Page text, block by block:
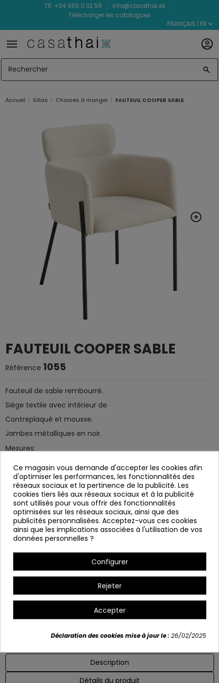
Tlf. +34 965 11 32 56
info@casathai.es
Télécharger les catalogues
FRANÇAIS | FR
Accueil Sillas Chaises à manger FAUTEUIL COOPER SABLE
FAUTEUIL COOPER SABLE
Référence 1055
Fauteuil de sable rembourré.
Siège textile avec intérieur de
Contreplaqué et mousse.
Jambes métalliques en noir.
Mesures:
Largeur: 57 cm
Haut: 82 cm
Description
Détails du produit
Ce magasin vous demande d'accepter les cookies afin
d'optimiser les performances, les fonctionnalités des
réseaux sociaux et la pertinence de la publicité. Les
cookies tiers liés aux réseaux sociaux et à la publicité
sont utilisés pour vous offrir des fonctionnalités
optimisées sur les réseaux sociaux, ainsi que des
publicités personnalisées. Acceptez-vous ces cookies
ainsi que les implications associées à l'utilisation de vos
données personnelles ?
Configurer
Rejeter
Accepter
Déclaration des cookies mise à jour le :26/02/2025